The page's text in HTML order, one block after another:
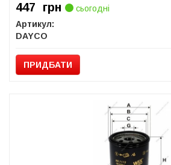
447 грн
сьогодні
Артикул:
DAYCO
ПРИДБАТИ